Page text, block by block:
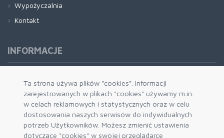
Ta strona używa plików "cookies". Informacji
zarejestrowanych w plikach "cookies" używamy m.in.
w celach reklamowych i statystycznych oraz w celu
dostosowania naszych serwisów do indywidualnych
potrzeb Użytkowników. Możesz zmienić ustawienia
dotyczące "cookies" w swojej przeglądarce
Wypożyczalnia
Kontakt
INFORMACJE
Formy płatności
Dostawa i wysyłka
Zwrot i wymiana
System rabatowy